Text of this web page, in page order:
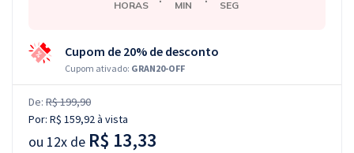
HORAS MIN SEG
Cupom de 20% de desconto
Cupom ativado: GRAN20-OFF
De: R$ 199,90
Por: R$ 159,92à vista
ou 12x de R$ 13,33